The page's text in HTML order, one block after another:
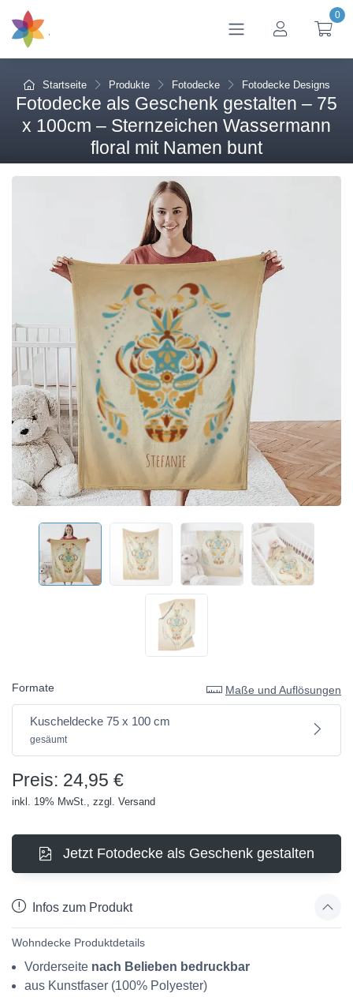
0
Startseite Produkte Fotodecke Fotodecke Designs
Fotodecke als Geschenk gestalten – 75
x 100cm – Sternzeichen Wassermann
floral mit Namen bunt
Formate Maße und Auflösungen
Kuscheldecke 75 x 100 cm
gesäumt
Preis: 24,95 €
inkl. 19% MwSt., zzgl. Versand
Jetzt Fotodecke als Geschenk gestalten
Infos zum Produkt
Wohndecke Produktdetails
Vorderseite nach Belieben bedruckbar
aus Kunstfaser (100% Polyester)